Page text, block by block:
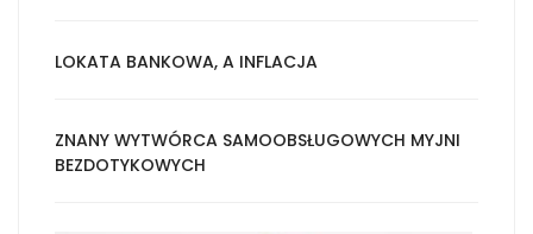
LOKATA BANKOWA, A INFLACJA
ZNANY WYTWÓRCA SAMOOBSŁUGOWYCH MYJNI
BEZDOTYKOWYCH